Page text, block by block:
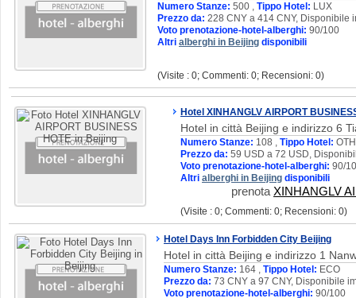
Numero Stanze: 500 , Tippo Hotel: LUX
Prezzo da: 228 CNY a 414 CNY, Disponibile
Voto prenotazione-hotel-alberghi: 90/100
Altri alberghi in Beijing disponibili
(Visite : 0; Commenti: 0; Recensioni: 0)
Hotel XINHANGLV AIRPORT
Hotel in città Beijing e indirizzo 6
Numero Stanze: 108 , Tippo Hotel: OTH
Prezzo da: 59 USD a 72 USD,
Voto prenotazione-hotel-alberghi: 90/
Altri alberghi in Beijing disponibili
prenota XINHANGLV
(Visite : 0; Commenti: 0; Recensioni: 0)
Hotel Days Inn Forbidden City Beijing
Hotel in città Beijing e indirizzo 1
Numero Stanze: 164 , Tippo Hotel: ECO
Prezzo da: 73 CNY a 97 CNY, Disponibile
Voto prenotazione-hotel-alberghi: 90/100